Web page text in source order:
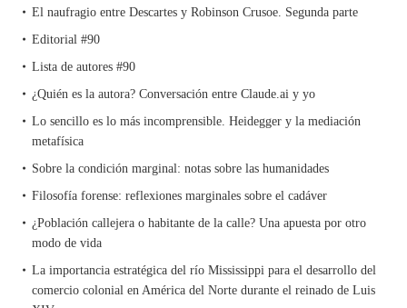
El naufragio entre Descartes y Robinson Crusoe. Segunda parte
Editorial #90
Lista de autores #90
¿Quién es la autora? Conversación entre Claude.ai y yo
Lo sencillo es lo más incomprensible. Heidegger y la mediación
metafísica
Sobre la condición marginal: notas sobre las humanidades
Filosofía forense: reflexiones marginales sobre el cadáver
¿Población callejera o habitante de la calle? Una apuesta por otro
modo de vida
La importancia estratégica del río Mississippi para el desarrollo del
comercio colonial en América del Norte durante el reinado de Luis